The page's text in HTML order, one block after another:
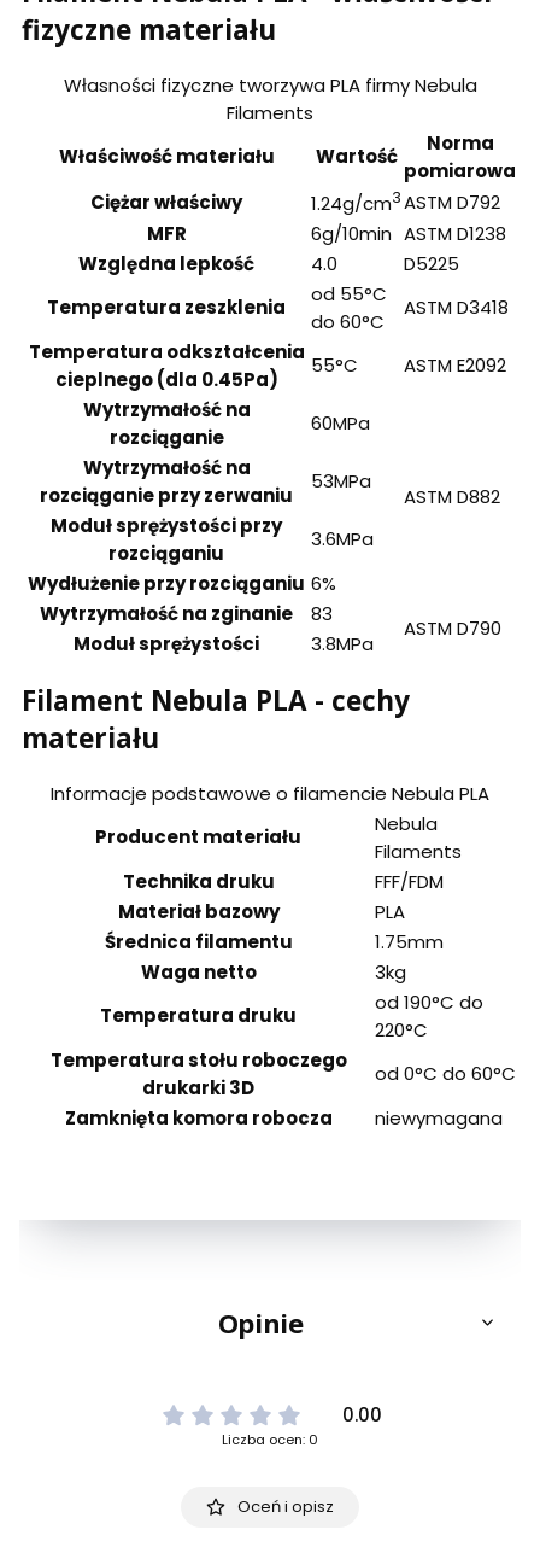
fizyczne materiału
Własności fizyczne tworzywa PLA firmy Nebula
Filaments
Właściwość materiału
Wartość
Norma
pomiarowa
Ciężar właściwy
1.24g/cm3ASTM D792
MFR
6g/10min ASTM D1238
Względna lepkość
4.0
D5225
Temperatura zeszklenia
od 55°C
do 60°C
ASTM D3418
Temperatura odkształcenia
cieplnego (dla 0.45Pa)
55°C
ASTM E2092
Wytrzymałość na
rozciąganie
60MPa
ASTM D882
Wytrzymałość na
rozciąganie przy zerwaniu
53MPa
Moduł sprężystości przy
rozciąganiu
3.6MPa
Wydłużenie przy rozciąganiu 6%
Wytrzymałość na zginanie
83
ASTM D790
Moduł sprężystości 3.8MPa
Filament Nebula PLA - cechy
materiału
Informacje podstawowe o filamencie Nebula PLA
Producent materiału
Nebula
Filaments
Technika druku
FFF/FDM
Materiał bazowy
PLA
Średnica filamentu
1.75mm
Waga netto
3kg
Temperatura druku
od 190°C do
220°C
Temperatura stołu roboczego
drukarki 3D
od 0°C do 60°C
Zamknięta komora robocza
niewymagana
Opinie
0.00
Liczba ocen: 0
Oceń i opisz